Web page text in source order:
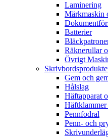
Laminering
Märkmaskin
Batterier
Räknerullar
Övrigt
Gem och
Hålslag
Häftapparat
Pennfodral
Penn- och